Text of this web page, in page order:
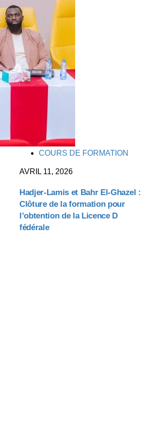
TAGSCOURS DE FORMATION
AVRIL 11, 2026
Hadjer-Lamis et Bahr El-Ghazel :
Clôture de la formation pour
l’obtention de la Licence D
fédérale